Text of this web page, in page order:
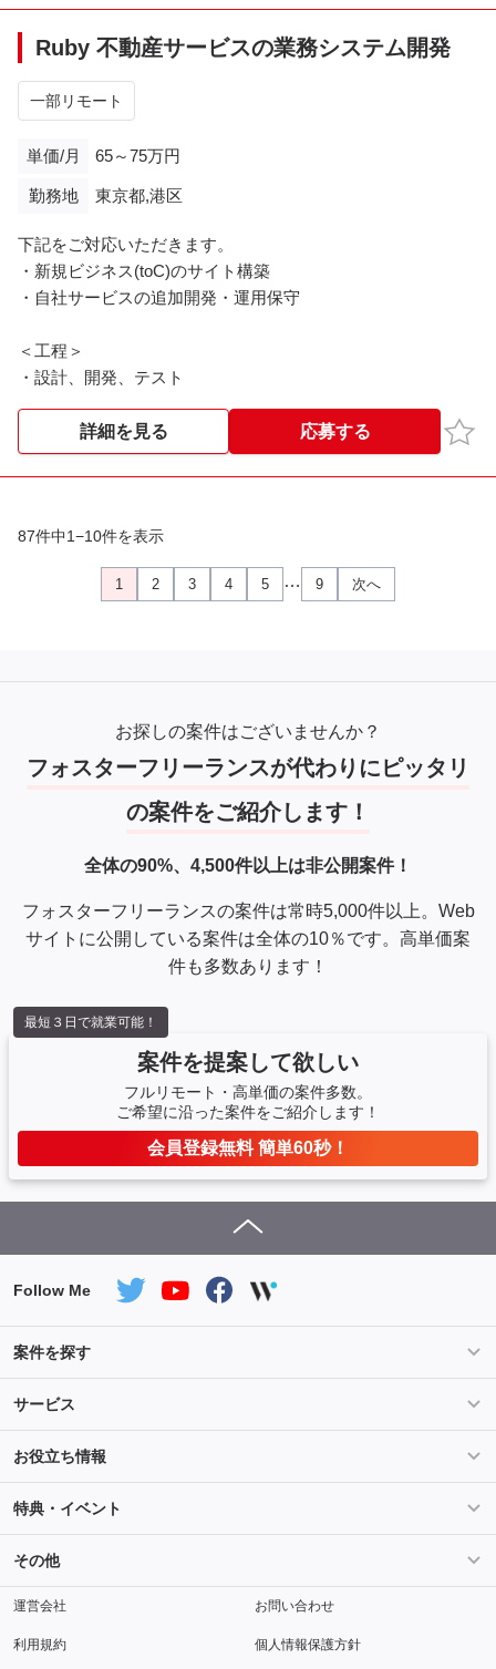
■担当範囲
・基本設計工程
- システム刷新テーマを踏まえ最適なAPアーキテクチャ・
開発標準（RVチェックシート、コーディング規約、サンプル
コード等）の策定
- 左記以外のサブシステムのマイグレーション(Javaアプリ
＆WEB化)
- デザイン会社から頂くhtml/cssをSpringBoot,タイムリーフ
に落とし込む作業手順の整理
方式検証
・詳細設計以降
- 上記成果物の開発メンバ周知、成果物レビュー
Ruby 不動産サービスの業務システム開発
一部リモート
単価/月 65～75万円
勤務地 東京都,港区
下記をご対応いただきます。
・新規ビジネス(toC)のサイト構築
・自社サービスの追加開発・運用保守
＜工程＞
・設計、開発、テスト
詳細を見る 応募する お気
87件中1−10件を表示
1 2 3 4 5 … 9 次へ
お探しの案件はございませんか？
フォスターフリーランスが代わりにピッタリ
の案件をご紹介します！
全体の90%、4,500件以上は非公開案件！
フォスターフリーランスの案件は常時5,000件以上。Web
サイトに公開している案件は全体の10％です。高単価案
件も多数あります！
案件を提案して欲しい
フルリモート・高単価の案件多数。
ご希望に沿った案件をご紹介します！
会員登録無料 簡単60秒！
最短３日で就業可能！
Follow Me
案件を探す
条件を指定して案件を探す
Salesforce案件特集 AWS案件特集
サービス
サービス紹介
ご登録から参画までの流れ フリーランスの声
お役立ち情報
ライフ
キャリア スキル・テクノロジー
特典・イベント
セミナー
その他
メディアパートナー 採用
運営会社 お問い合わせ
利用規約 個人情報保護方針